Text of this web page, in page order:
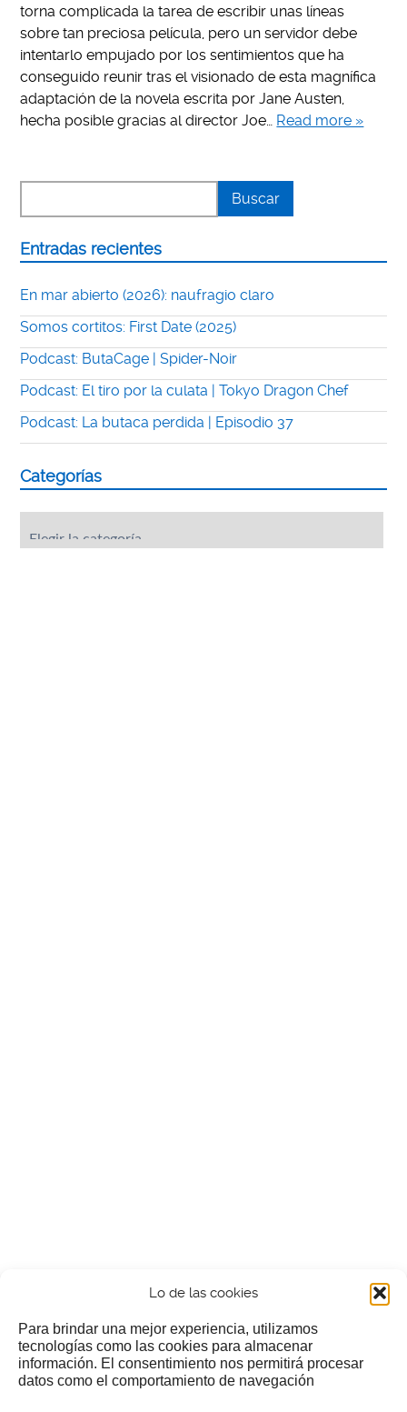
Lo de las cookies
Para brindar una mejor experiencia, utilizamos
tecnologías como las cookies para almacenar
información. El consentimiento nos permitirá procesar
datos como el comportamiento de navegación
torna complicada la tarea de escribir unas líneas
sobre tan preciosa película, pero un servidor debe
intentarlo empujado por los sentimientos que ha
conseguido reunir tras el visionado de esta magnífica
adaptación de la novela escrita por Jane Austen,
hecha posible gracias al director Joe… Read more »
Entradas recientes
En mar abierto (2026): naufragio claro
Somos cortitos: First Date (2025)
Podcast: ButaCage | Spider-Noir
Podcast: El tiro por la culata | Tokyo Dragon Chef
Podcast: La butaca perdida | Episodio 37
Categorías
¿Nos invitas a un cafecillo?